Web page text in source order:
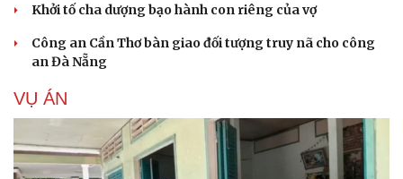
Khởi tố cha dượng bạo hành con riêng của vợ
Công an Cần Thơ bàn giao đối tượng truy nã cho công
an Đà Nẵng
VỤ ÁN